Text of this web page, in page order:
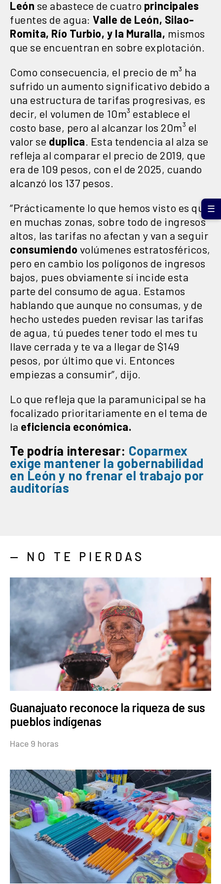
León se abastece de cuatro principales
fuentes de agua:Valle de León, Silao-
Romita, Río Turbio, y la Muralla, mismos
que se encuentran en sobre explotación.
Como consecuencia, el precio de m³ ha
sufrido un aumento significativo debido a
una estructura de tarifas progresivas, es
decir, el volumen de 10m³ establece el
costo base, pero al alcanzar los 20m³ el
valor se duplica . Esta tendencia al alza se
refleja al comparar el precio de 2019, que
era de 109 pesos, con el de 2025, cuando
alcanzó los 137 pesos.
“Prácticamente lo que hemos visto es que
en muchas zonas, sobre todo de ingresos
altos, las tarifas no afectan y van a seguir
consumiendo volúmenes estratosféricos,
pero en cambio los polígonos de ingresos
bajos, pues obviamente sí incide esta
parte del consumo de agua. Estamos
hablando que aunque no consumas, y de
hecho ustedes pueden revisar las tarifas
de agua, tú puedes tener todo el mes tu
llave cerrada y te va a llegar de $149
pesos, por último que vi. Entonces
empiezas a consumir”, dijo.
Lo que refleja que la paramunicipal se ha
focalizado prioritariamente en el tema de
la eficiencia económica.
Te podría interesar: Coparmex
exige mantener la gobernabilidad
en León y no frenar el trabajo por
auditorías
— NO TE PIERDAS
Guanajuato reconoce la riqueza de sus
pueblos indígenas
Hace 9 horas
☰